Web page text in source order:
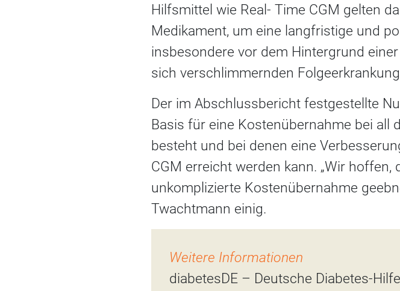
Hilfsmittel wie Real- Time CGM gelten
Medikament, um eine langfristige und
insbesondere vor dem Hintergrund
sich verschlimmernden
Der im Abschlussbericht festgestellte
Basis für eine Kostenübernahme bei all
besteht und bei denen eine
CGM erreicht werden kann. „Wir
unkomplizierte Kostenübernahme
Twachtmann einig.
Weitere Informationen
diabetesDE – Deutsche Diabetes-Hilfe